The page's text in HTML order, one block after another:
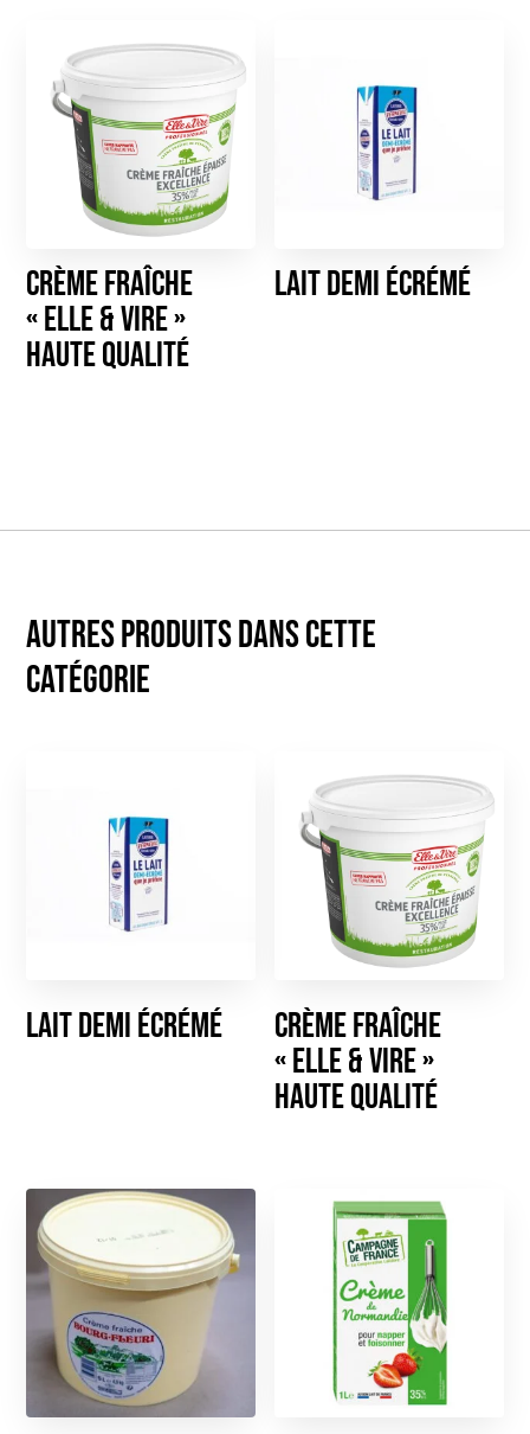
Crème Fraîche
« Elle & Vire »
haute qualité
Lait demi écrémé
Autres produits dans cette
catégorie
Lait demi écrémé
Crème Fraîche
« Elle & Vire »
haute qualité